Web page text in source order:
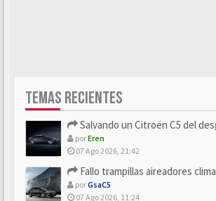
TEMAS RECIENTES
Salvando un Citroën C5 del desguace:
porEren
07 Ago 2026, 21:42
Fallo trampillas aireadores
porGsaC5
07 Ago 2026, 11:24